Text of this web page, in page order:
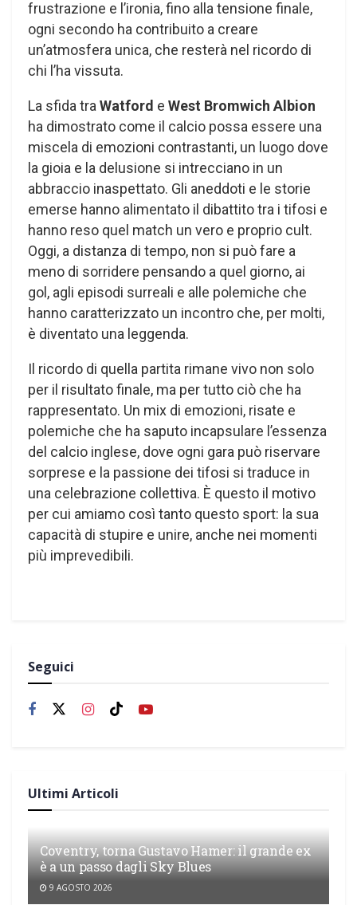
frustrazione e l’ironia, fino alla tensione finale,
ogni secondo ha contribuito a creare
un’atmosfera unica, che resterà nel ricordo di
chi l’ha vissuta.
La sfida tra Watford e West Bromwich Albion
ha dimostrato come il calcio possa essere una
miscela di emozioni contrastanti, un luogo dove
la gioia e la delusione si intrecciano in un
abbraccio inaspettato. Gli aneddoti e le storie
emerse hanno alimentato il dibattito tra i tifosi e
hanno reso quel match un vero e proprio cult.
Oggi, a distanza di tempo, non si può fare a
meno di sorridere pensando a quel giorno, ai
gol, agli episodi surreali e alle polemiche che
hanno caratterizzato un incontro che, per molti,
è diventato una leggenda.
Il ricordo di quella partita rimane vivo non solo
per il risultato finale, ma per tutto ciò che ha
rappresentato. Un mix di emozioni, risate e
polemiche che ha saputo incapsulare l’essenza
del calcio inglese, dove ogni gara può riservare
sorprese e la passione dei tifosi si traduce in
una celebrazione collettiva. È questo il motivo
per cui amiamo così tanto questo sport: la sua
capacità di stupire e unire, anche nei momenti
più imprevedibili.
Seguici
Ultimi Articoli
Coventry, torna Gustavo Hamer: il grande ex
è a un passo dagli Sky Blues
9 AGOSTO 2026